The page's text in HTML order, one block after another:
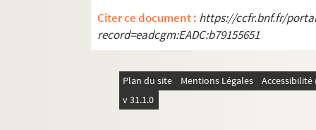
Citer ce document : https://ccfr.bnf.fr/
record=eadcgm:EADC:b79155651
Plan du site Mentions Légales
v 31.1.0